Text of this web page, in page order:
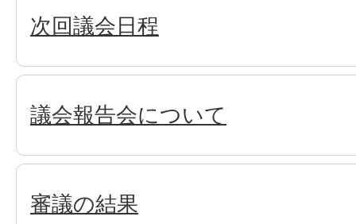
次回議会日程
議会報告会について
審議の結果